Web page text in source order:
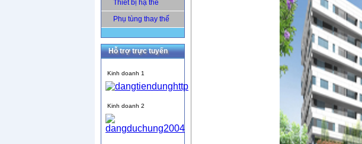
Thiết bị hạ thế
Phụ tùng thay thế
Hỗ trợ trực tuyến
Kinh doanh 1
Kinh doanh 2